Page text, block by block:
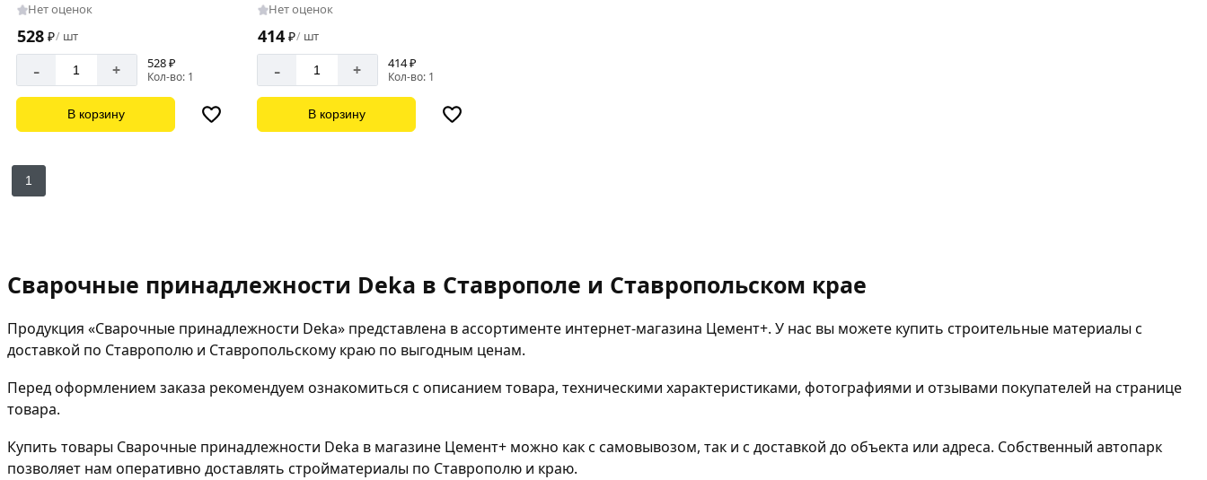
Нет оценок
528 ₽/ шт
- + 528 ₽
Кол-во: 1
В корзину
Нет оценок
414 ₽/ шт
- + 414 ₽
Кол-во: 1
В корзину
1
Сварочные принадлежности Deka в Ставрополе и Ставропольском крае
Продукция «Сварочные принадлежности Deka» представлена в ассортименте интернет-магазина Цемент+. У нас вы можете купить строительные материалы с
доставкой по Ставрополю и Ставропольскому краю по выгодным ценам.
Перед оформлением заказа рекомендуем ознакомиться с описанием товара, техническими характеристиками, фотографиями и отзывами покупателей на странице
товара.
Купить товары Сварочные принадлежности Deka в магазине Цемент+ можно как с самовывозом, так и с доставкой до объекта или адреса. Собственный автопарк
позволяет нам оперативно доставлять стройматериалы по Ставрополю и краю.